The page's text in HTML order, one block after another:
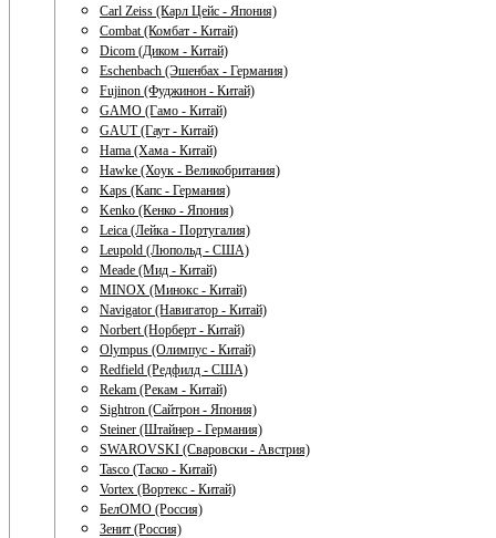
Carl Zeiss (Карл Цейс - Япония)
Combat (Комбат - Китай)
Dicom (Диком - Китай)
Eschenbach (Эшенбах - Германия)
Fujinon (Фуджинон - Китай)
GAMO (Гамо - Китай)
GAUT (Гаут - Китай)
Hama (Хама - Китай)
Hawke (Хоук - Великобритания)
Kaps (Капс - Германия)
Kenko (Кенко - Япония)
Leica (Лейка - Португалия)
Leupold (Люпольд - США)
Meade (Мид - Китай)
MINOX (Минокс - Китай)
Navigator (Навигатор - Китай)
Norbert (Норберт - Китай)
Olympus (Олимпус - Китай)
Redfield (Редфилд - США)
Rekam (Рекам - Китай)
Sightron (Сайтрон - Япония)
Steiner (Штайнер - Германия)
SWAROVSKI (Сваровски - Австрия)
Tasco (Таско - Китай)
Vortex (Вортекс - Китай)
БелОМО (Россия)
Зенит (Россия)